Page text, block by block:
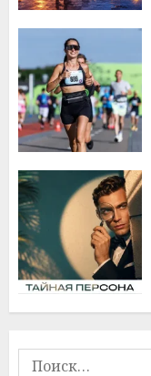
Найти: